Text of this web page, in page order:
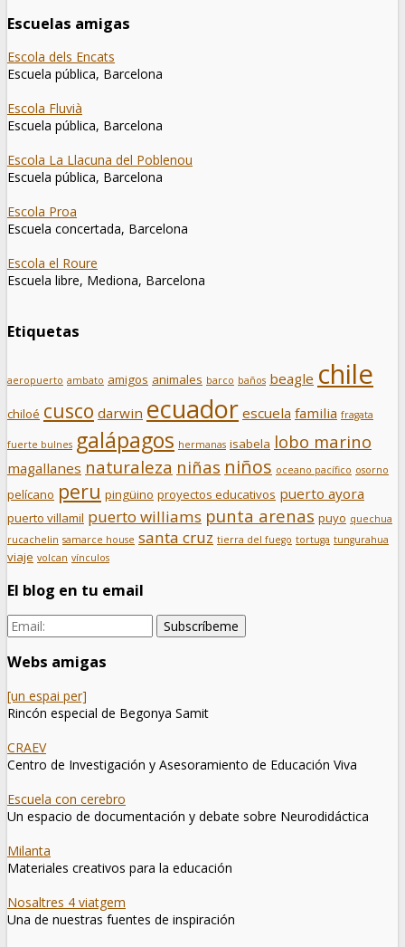
Escuelas amigas
Escola dels Encats
Escuela pública, Barcelona
Escola Fluvià
Escuela pública, Barcelona
Escola La Llacuna del Poblenou
Escuela pública, Barcelona
Escola Proa
Escuela concertada, Barcelona
Escola el Roure
Escuela libre, Mediona, Barcelona
Etiquetas
aeropuerto ambato amigos animales barco baños beagle chile
chiloé cusco darwin ecuador escuela familia fragata
fuerte bulnes galápagos hermanas isabela lobo marino
magallanes naturaleza niñas niños oceano pacífico osorno
pelícano peru pingüino proyectos educativos puerto ayora
puerto villamil puerto williams punta arenas puyo quechua
rucachelin samarce house santa cruz tierra del fuego tortuga tungurahua
viaje volcan vínculos
El blog en tu email
Webs amigas
[un espai per]
Rincón especial de Begonya Samit
CRAEV
Centro de Investigación y Asesoramiento de Educación Viva
Escuela con cerebro
Un espacio de documentación y debate sobre Neurodidáctica
Milanta
Materiales creativos para la educación
Nosaltres 4 viatgem
Una de nuestras fuentes de inspiración